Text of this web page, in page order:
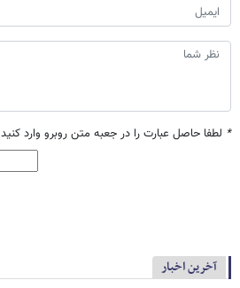
* لطفا حاصل عبارت را در جعبه متن روبرو وارد کنید
آخرین اخبار